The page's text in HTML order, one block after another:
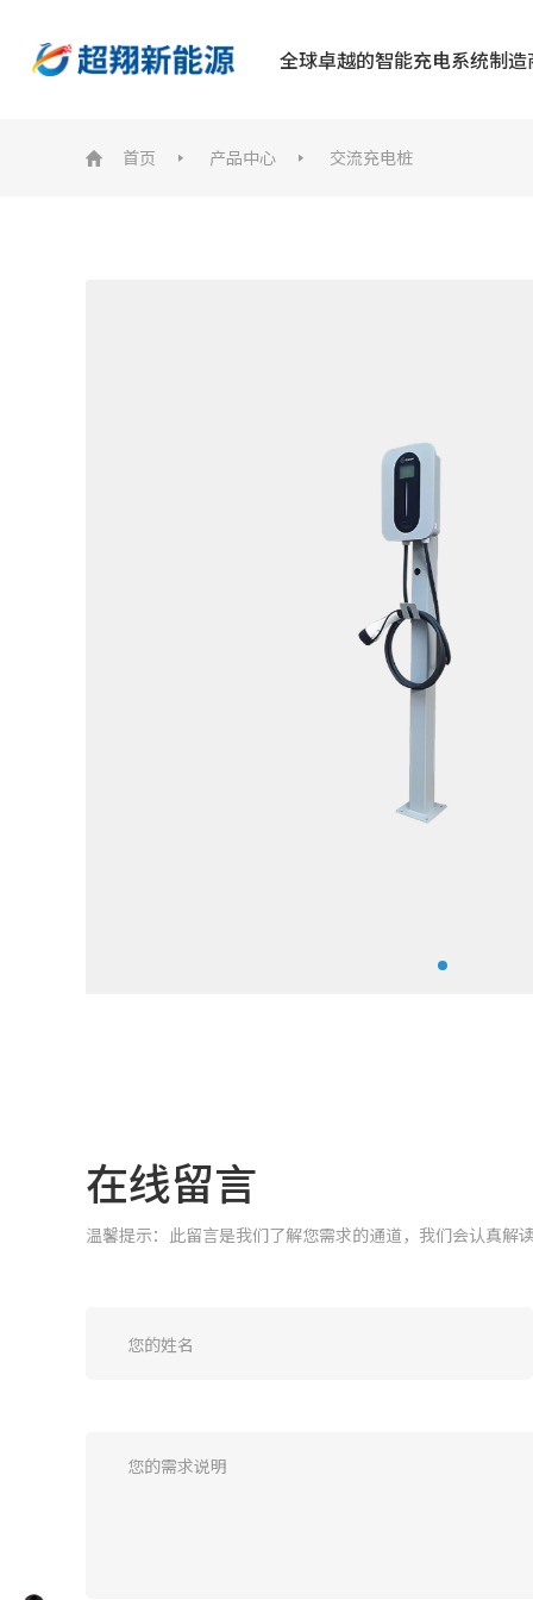
全球卓越的智能充电系统制
首页 产品中心 交流充电桩
在线留言
温馨提示：此留言是我们了解您需求的通道，我们会认真